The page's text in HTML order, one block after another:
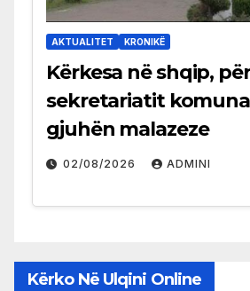
AKTUALITET KRONIKË
Kërkesa në shqip,
sekretariatit
gjuhën malazeze
02/08/2026 ADMINI
Kërko Në Ulqini Online